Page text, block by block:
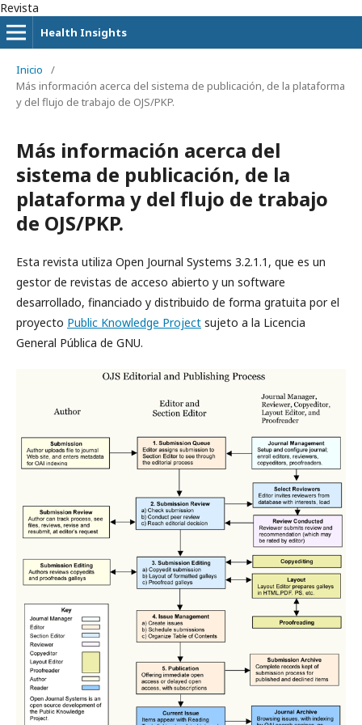
Revista
Health Insights
Inicio
/
Más información acerca del sistema de publicación, de la plataforma
y del flujo de trabajo de OJS/PKP.
Más información acerca del
sistema de publicación, de la
plataforma y del flujo de trabajo
de OJS/PKP.
Esta revista utiliza Open Journal Systems 3.2.1.1, que es un
gestor de revistas de acceso abierto y un software
desarrollado, financiado y distribuido de forma gratuita por el
proyecto Public Knowledge Project sujeto a la Licencia
General Pública de GNU.